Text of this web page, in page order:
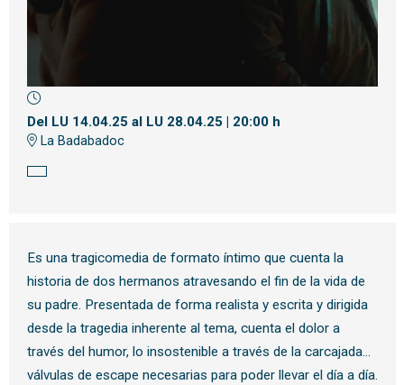
Diapositiva 1 de 1
Del LU 14.04.25al LU 28.04.25| 20:00 h
La Badabadoc
Es una tragicomedia de formato íntimo que cuenta la
historia de dos hermanos atravesando el fin de la vida de
su padre. Presentada de forma realista y escrita y dirigida
desde la tragedia inherente al tema, cuenta el dolor a
través del humor, lo insostenible a través de la carcajada…
válvulas de escape necesarias para poder llevar el día a día.